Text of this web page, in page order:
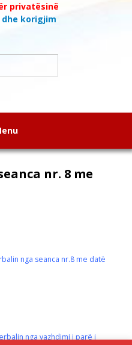
privatësinë
korigjim
nr. 8 me
nga seanca nr.8 me datë
nga vazhdimi i parë i